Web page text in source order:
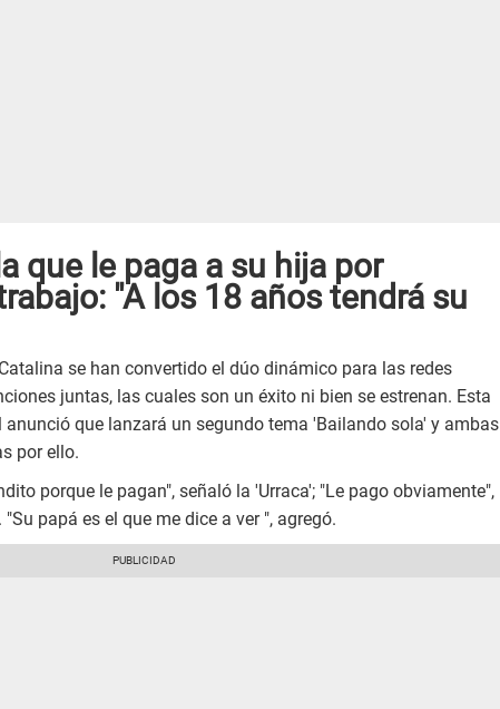
que le paga a su hija por
"A los 18 años tendrá su
se han convertido el dúo dinámico para las redes
juntas, las cuales son un éxito ni bien se estrenan. Esta
que lanzará un segundo tema 'Bailando sola' y ambas
por ello.
porque le pagan", señaló la 'Urraca'; "Le pago obviamente",
papá es el que me dice a ver ", agregó.